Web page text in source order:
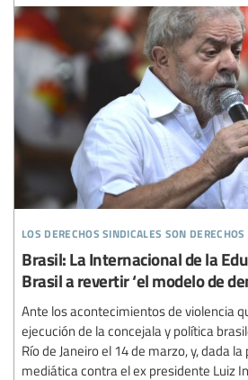
los derechos sindicales son derechos
Brasil: La Internacional de la
Brasil a revertir ‘el modelo de
Ante los acontecimientos de violencia
ejecución de la concejala y política
Río de Janeiro el 14 de marzo, y, dada
mediática contra el ex presidente Luiz